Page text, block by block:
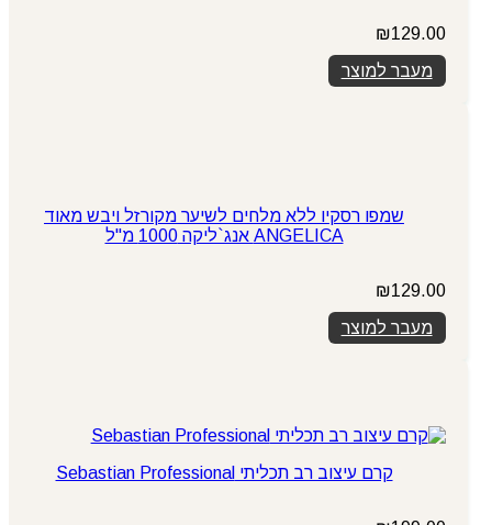
₪129.00
מעבר למוצר
שמפו רסקיו ללא מלחים לשיער מקורזל ויבש מאוד
ANGELICA אנג`ליקה 1000 מ"ל
₪129.00
מעבר למוצר
קרם עיצוב רב תכליתי Sebastian Professional